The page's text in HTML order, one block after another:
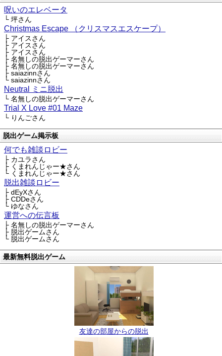
呪いのエレベータ
└ 坪さん
Christmas Escape （クリスマスエスケープ）
├ アイスさん
├ アイスさん
├ アイスさん
├ 名無しの脱出ゲーマーさん
├ 名無しの脱出ゲーマーさん
├ saiazinnさん
└ saiazinnさん
Neutral ミニ脱出
└ 名無しの脱出ゲーマーさん
Trial X Love #01 Maze
└ りんごさん
脱出ゲーム掲示板
何でも雑談ロビー
├ カユラさん
├ くまれんじゃー★さん
└ くまれんじゃー★さん
脱出雑談ロビー
├ dEyXさん
├ CDDeさん
└ ゆなさん
運営への伝言板
├ 名無しの脱出ゲーマーさん
├ 脱出ゲームさん
└ 脱出ゲームさん
最新無料脱出ゲーム
友達の部屋からの脱出